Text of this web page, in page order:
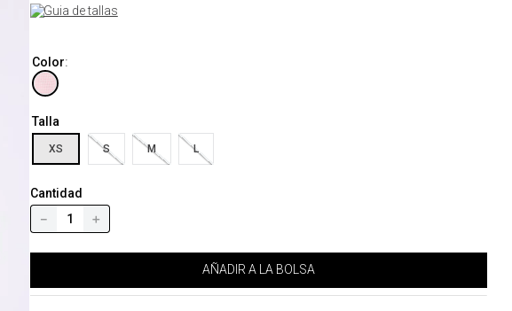
Guia de tallas
Color:
Talla
XS S M L
Cantidad
＋
－
AÑADIR A LA BOLSA